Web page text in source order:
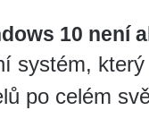
10 není
systém,
po celém